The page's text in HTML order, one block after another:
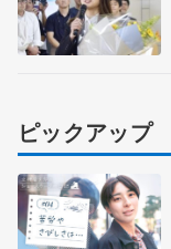
ピックアップ